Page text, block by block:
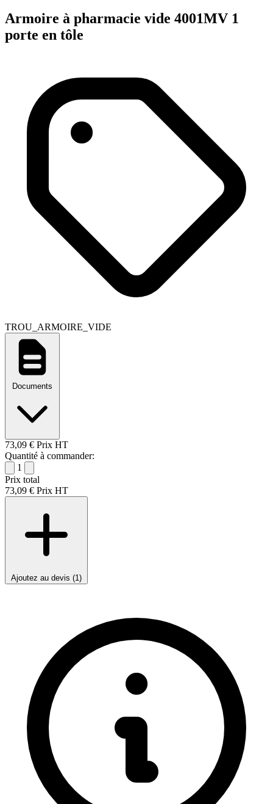
Armoire à pharmacie vide 4001MV 1
porte en tôle
TROU_ARMOIRE_VIDE
Documents
73,09 € Prix HT
Quantité à commander:
1
Prix total
73,09 € Prix HT
Ajoutez au devis (1)